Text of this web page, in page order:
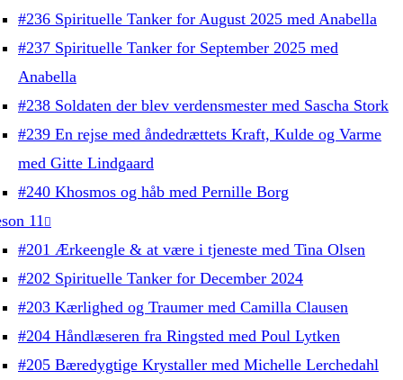
#236 Spirituelle Tanker for August 2025 med Anabella
#237 Spirituelle Tanker for September 2025 med
Anabella
#238 Soldaten der blev verdensmester med Sascha Stork
#239 En rejse med åndedrættets Kraft, Kulde og Varme
med Gitte Lindgaard
#240 Khosmos og håb med Pernille Borg
11
#201 Ærkeengle & at være i tjeneste med Tina Olsen
#202 Spirituelle Tanker for December 2024
#203 Kærlighed og Traumer med Camilla Clausen
#204 Håndlæseren fra Ringsted med Poul Lytken
#205 Bæredygtige Krystaller med Michelle Lerchedahl